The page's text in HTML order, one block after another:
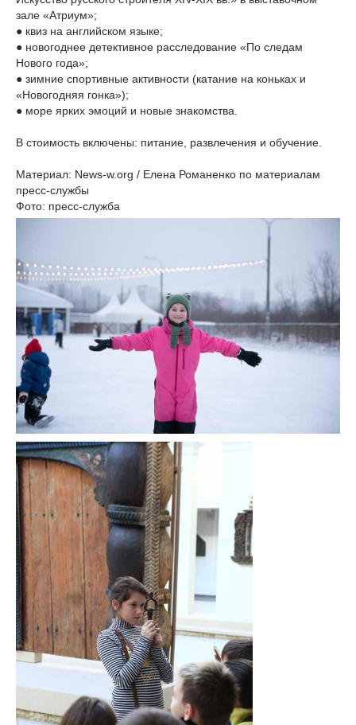
зале «Атриум»;
● квиз на английском языке;
● новогоднее детективное расследование «По следам
Нового года»;
● зимние спортивные активности (катание на коньках и
«Новогодняя гонка»);
● море ярких эмоций и новые знакомства.
В стоимость включены: питание, развлечения и обучение.
Материал: News-w.org / Елена Романенко по материалам
пресс-службы
Фото: пресс-служба